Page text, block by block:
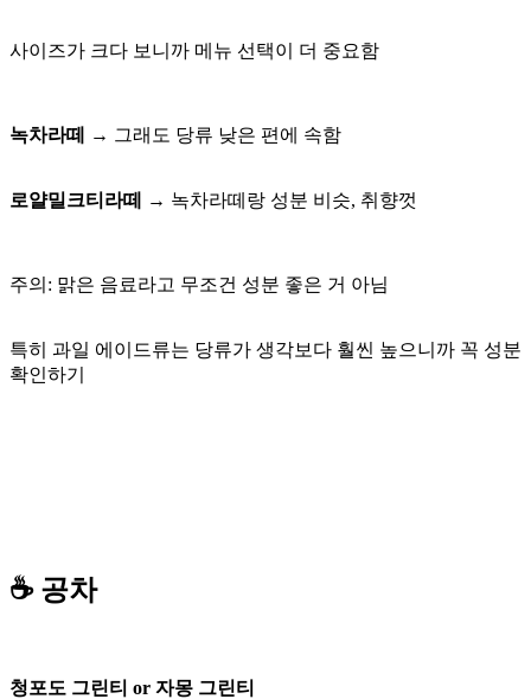
사이즈가 크다 보니까 메뉴 선택이 더 중요함
녹차라떼 → 그래도 당류 낮은 편에 속함
로얄밀크티라떼 → 녹차라떼랑 성분 비슷, 취향껏
주의: 맑은 음료라고 무조건 성분 좋은 거 아님
특히 과일 에이드류는 당류가 생각보다 훨씬 높으니까 꼭 성분
확인하기
☕ 공차
청포도 그린티 or 자몽 그린티